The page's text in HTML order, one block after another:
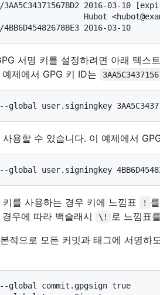
2016-03-10
Hubot
서명 키를 설정하려면 아래 텍스
제에서 GPG 키 ID는
용할 수 있습니다. 이 예제에서
를 사용하는 경우 키에 느낌표 !
우에 따라 백슬래시
\!
로 느낌표
적으로 모든 커밋과 태그에 서명하
commit.gpgsign true